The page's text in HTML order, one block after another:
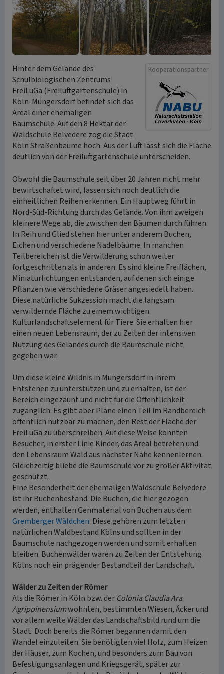
Kooperationspartner
Hinter dem Gelände des
Schulbiologischen Zentrums
FreiLuGa (Freiluftgartenschule) in
Köln-Müngersdorf befindet sich das
Areal einer ehemaligen
Baumschule. Auf den 8 Hektar der
Waldschule Belvedere zog die Stadt
Köln Straßenbäume hoch. Aus der Luft lässt sich die Fläche
deutlich von der Freiluftgartenschule unterscheiden.
Obwohl die Baumschule seit über 20 Jahren nicht mehr
bewirtschaftet wird, lassen sich noch deutlich die
einheitlichen Reihen erkennen. Ein Hauptweg führt in
Nord-Süd-Richtung durch das Gelände. Von ihm zweigen
kleinere Wege ab, die zwischen den Bäumen durch führen.
In Reih und Glied stehen hier unter anderem Buchen,
Eichen und verschiedene Nadelbäume. In manchen
Teilbereichen ist die Verwilderung schon weiter
fortgeschritten als in anderen. Es sind kleine Freiflächen,
Miniaturlichtungen entstanden, auf denen sich einige
Pflanzen wie verschiedene Gräser angesiedelt haben.
Diese natürliche Sukzession macht die langsam
verwildernde Fläche zu einem wichtigen
Kulturlandschaftselement für Tiere. Sie erhalten hier
einen neuen Lebensraum, der zu Zeiten der intensiven
Nutzung des Geländes durch die Baumschule nicht
gegeben war.
Um diese kleine Wildnis in Müngersdorf in ihrem
Entstehen zu unterstützen und zu erhalten, ist der
Bereich eingezäunt und nicht für die Öffentlichkeit
zugänglich. Es gibt aber Pläne einen Teil im Randbereich
öffentlich nutzbar zu machen, den Rest der Fläche der
FreiLuGa zu überschreiben. Auf diese Weise könnten
Besucher, in erster Linie Kinder, das Areal betreten und
den Lebensraum Wald aus nächster Nähe kennenlernen.
Gleichzeitig bliebe die Baumschule vor zu großer Aktivität
geschützt.
Eine Besonderheit der ehemaligen Waldschule Belvedere
ist ihr Buchenbestand. Die Buchen, die hier gezogen
werden, enthalten Genmaterial von Buchen aus dem
Gremberger Wäldchen. Diese gehören zum letzten
natürlichen Waldbestand Kölns und sollten in der
Baumschule nachgezogen werden und somit erhalten
bleiben. Buchenwälder waren zu Zeiten der Entstehung
Kölns noch ein prägender Bestandteil der Landschaft.
Wälder zu Zeiten der Römer
Als die Römer in Köln bzw. der Colonia Claudia Ara
Agrippinensiumwohnten, bestimmten Wiesen, Äcker und
vor allem weite Wälder das Landschaftsbild rund um die
Stadt. Doch bereits die Römer begannen damit den
Wandel einzuleiten. Sie benötigten viel Holz, zum Heizen
der Häuser, zum Kochen, und besonders zum Bau von
Befestigungsanlagen und Kriegsgerät, später zur